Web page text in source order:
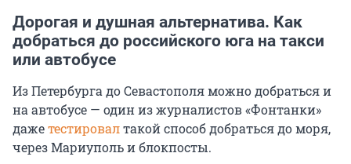
Дорогая и душная альтернатива. Как
добраться до российского юга на такси
или автобусе
Из Петербурга до Севастополя можно добраться и
на автобусе — один из журналистов «Фонтанки»
дажетестировалтакой способ добраться до моря,
через Мариуполь и блокпосты.